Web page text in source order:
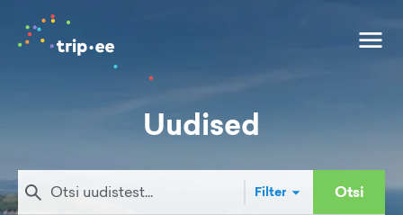
Uudised
Filter Otsi